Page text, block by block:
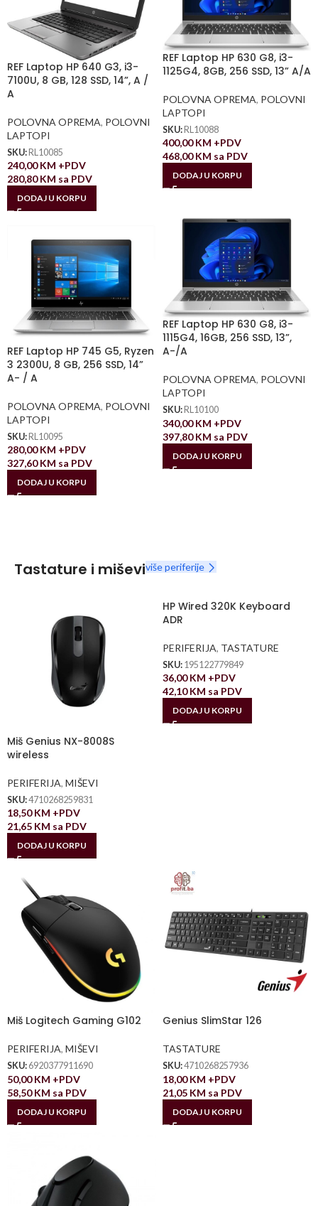
REF Laptop HP 640 G3, i3-
7100U, 8 GB, 128 SSD, 14”, A /
A
POLOVNA OPREMA, POLOVNI
LAPTOPI
SKU: RL10085
240,00KM +PDV
280,80KM sa PDV
DODAJ U KORPU
REF Laptop HP 630 G8, i3-
1125G4, 8GB, 256 SSD, 13” A/A
POLOVNA OPREMA, POLOVNI
LAPTOPI
SKU: RL10088
400,00KM +PDV
468,00KM sa PDV
DODAJ U KORPU
REF Laptop HP 745 G5, Ryzen
3 2300U, 8 GB, 256 SSD, 14”
A- / A
POLOVNA OPREMA, POLOVNI
LAPTOPI
SKU: RL10095
280,00KM +PDV
327,60KM sa PDV
DODAJ U KORPU
REF Laptop HP 630 G8, i3-
1115G4, 16GB, 256 SSD, 13”,
A-/A
POLOVNA OPREMA, POLOVNI
LAPTOPI
SKU: RL10100
340,00KM +PDV
397,80KM sa PDV
DODAJ U KORPU
Tastature i miševiviše periferije
Miš Genius NX-8008S
wireless
PERIFERIJA, MIŠEVI
SKU:4710268259831
18,50KM +PDV
21,65 KM sa PDV
DODAJ U KORPU
HP Wired 320K Keyboard
ADR
PERIFERIJA, TASTATURE
SKU: 195122779849
36,00KM +PDV
42,10KM sa PDV
DODAJ U KORPU
Miš Logitech Gaming G102
PERIFERIJA, MIŠEVI
SKU: 6920377911690
50,00KM +PDV
58,50KM sa PDV
DODAJ U KORPU
Genius SlimStar 126
TASTATURE
SKU:4710268257936
18,00KM +PDV
21,05 KM sa PDV
DODAJ U KORPU